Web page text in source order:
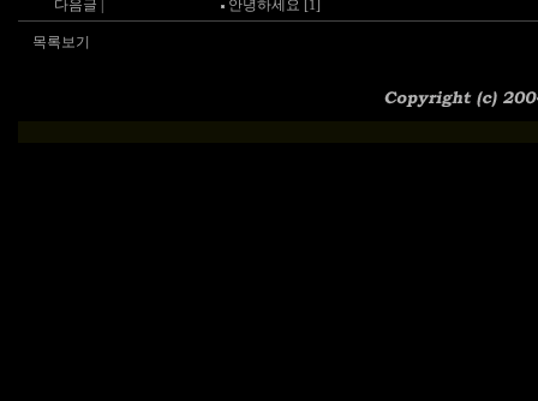
다음글 |
안녕하세요 [1]
목록보기